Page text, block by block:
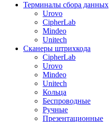
Терминалы сбора данных
Urovo
CipherLab
Mindeo
Unitech
Сканеры штрихкода
CipherLab
Urovo
Mindeo
Unitech
Кольца
Беспроводные
Ручные
Презентационные